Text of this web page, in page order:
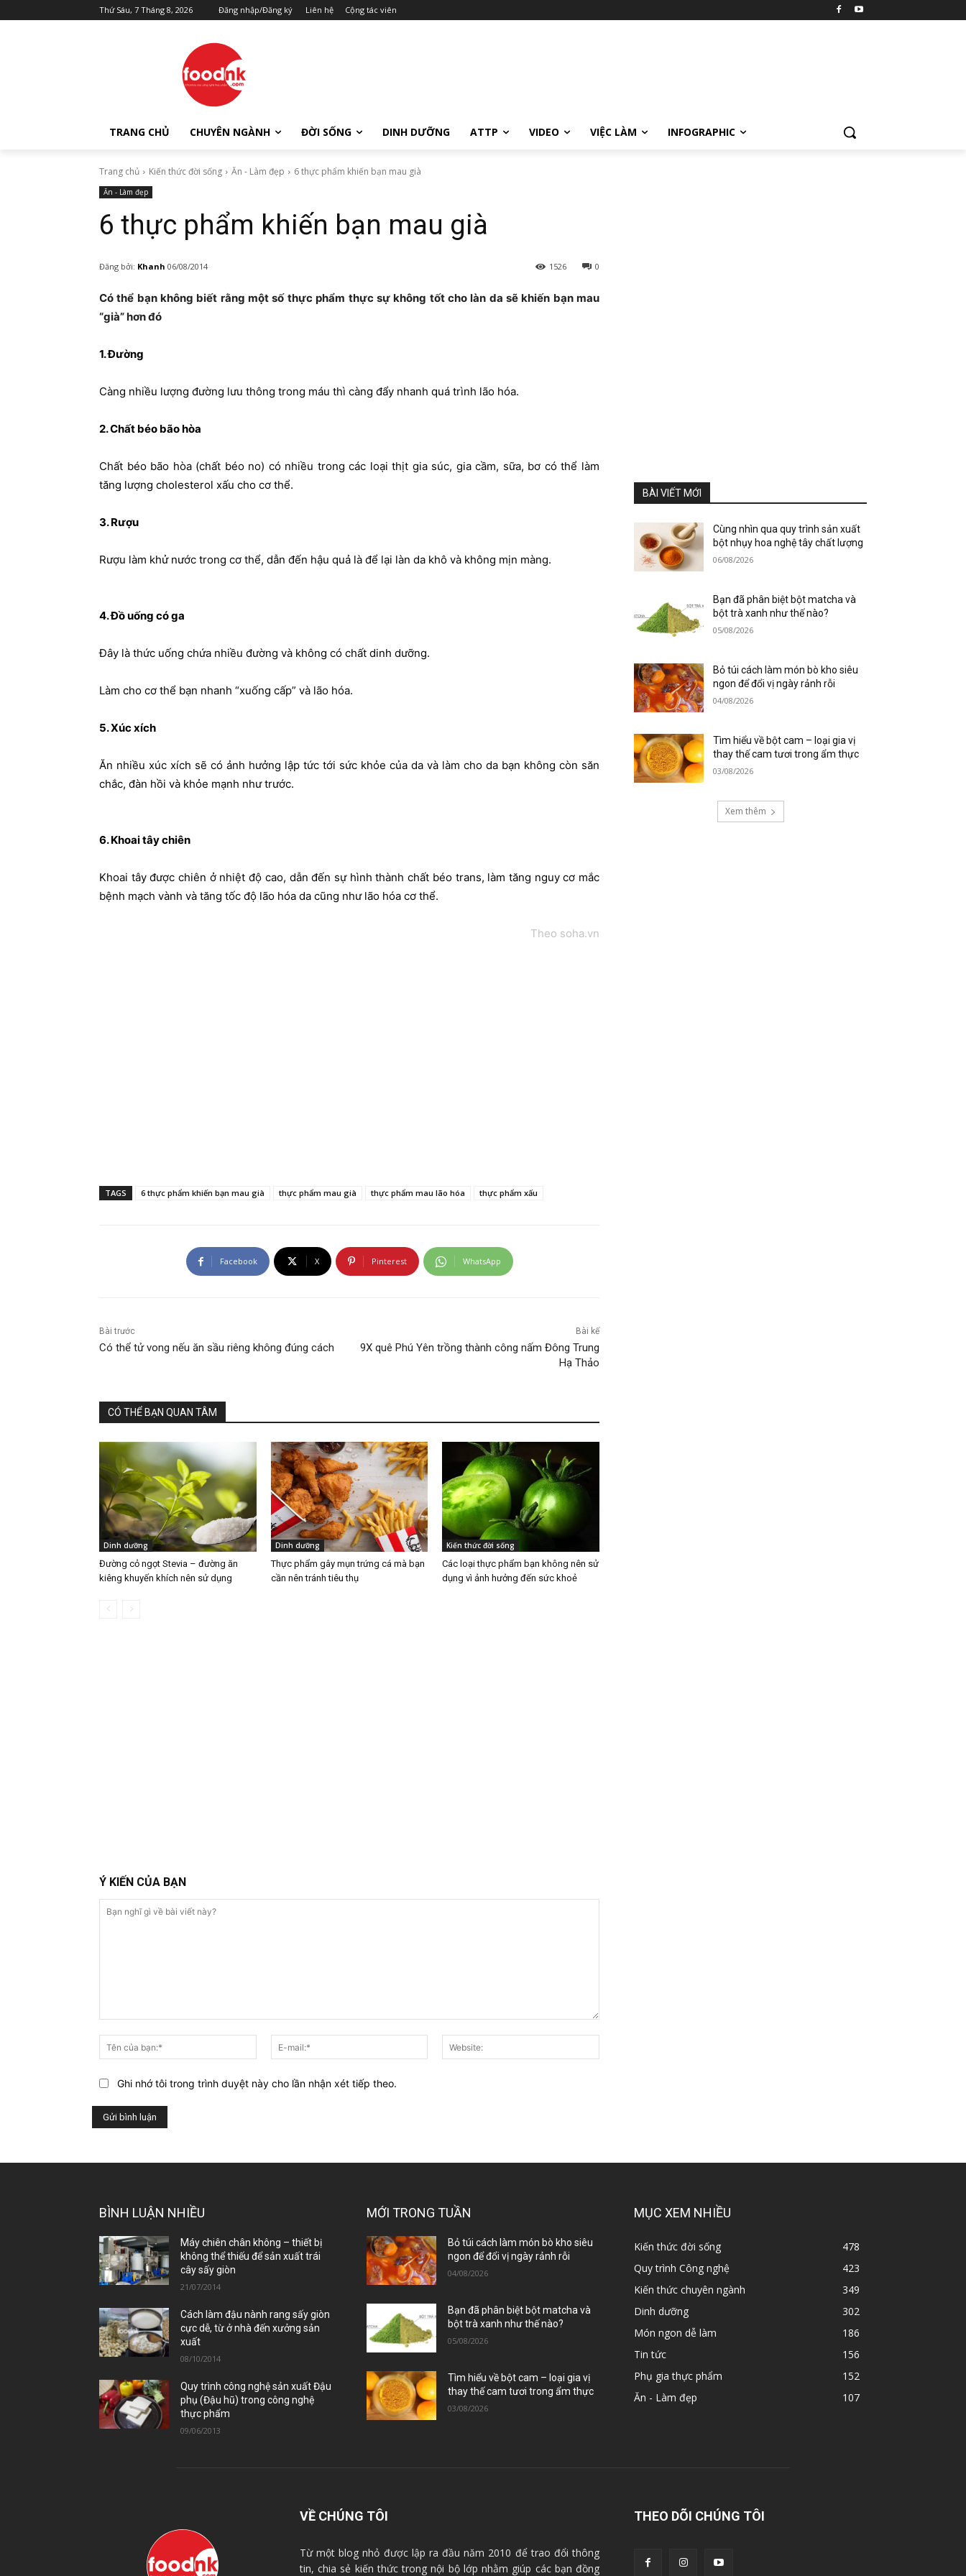
Thứ Sáu, 7 Tháng 8, 2026 Đăng nhập/Đăng ký Liên hệ Cộng tác viên
TRANG CHỦ CHUYÊN NGÀNH ĐỜI SỐNG DINH DƯỠNG ATTP VIDEO VIỆC LÀM INFOGRAPHIC
Trang chủ Kiến thức đời sống Ăn - Làm đẹp 6 thực phẩm khiến bạn mau già
Ăn - Làm đẹp
6 thực phẩm khiến bạn mau già
Đăng bởi: Khanh 06/08/2014 0
1526
Có thể bạn không biết rằng một số thực phẩm thực sự không tốt cho làn da sẽ khiến bạn mau
“già” hơn đó
1. Đường
Càng nhiều lượng đường lưu thông trong máu thì càng đẩy nhanh quá trình lão hóa.
2. Chất béo bão hòa
Chất béo bão hòa (chất béo no) có nhiều trong các loại thịt gia súc, gia cầm, sữa, bơ có thể làm
tăng lượng cholesterol xấu cho cơ thể.
3. Rượu
Rượu làm khử nước trong cơ thể, dẫn đến hậu quả là để lại làn da khô và không mịn màng.
4. Đồ uống có ga
Đây là thức uống chứa nhiều đường và không có chất dinh dưỡng.
Làm cho cơ thể bạn nhanh “xuống cấp” và lão hóa.
5. Xúc xích
Ăn nhiều xúc xích sẽ có ảnh hưởng lập tức tới sức khỏe của da và làm cho da bạn không còn săn
chắc, đàn hồi và khỏe mạnh như trước.
6. Khoai tây chiên
Khoai tây được chiên ở nhiệt độ cao, dẫn đến sự hình thành chất béo trans, làm tăng nguy cơ mắc
bệnh mạch vành và tăng tốc độ lão hóa da cũng như lão hóa cơ thể.
Theo soha.vn
TAGS 6 thực phẩm khiến bạn mau già thực phẩm mau già thực phẩm mau lão hóa thực phẩm xấu
Facebook X Pinterest WhatsApp
Bài trước
Có thể tử vong nếu ăn sầu riêng không đúng cách
Bài kế
9X quê Phú Yên trồng thành công nấm Đông Trung
Hạ Thảo
CÓ THỂ BẠN QUAN TÂM
Dinh dưỡng
Đường cỏ ngọt Stevia – đường ăn
kiêng khuyến khích nên sử dụng
Dinh dưỡng
Thực phẩm gây mụn trứng cá mà bạn
cần nên tránh tiêu thụ
Kiến thức đời sống
Các loại thực phẩm bạn không nên sử
dụng vì ảnh hưởng đến sức khoẻ
Ý KIẾN CỦA BẠN
nghĩ
gì
bài
này?
của
mail:*
Ghi nhớ tôi trong trình duyệt này cho lần nhận xét tiếp theo.
BÀI VIẾT MỚI
Cùng nhìn qua quy trình sản xuất
bột nhụy hoa nghệ tây chất lượng
06/08/2026
Bạn đã phân biệt bột matcha và
bột trà xanh như thế nào?
05/08/2026
Bỏ túi cách làm món bò kho siêu
ngon để đổi vị ngày rảnh rỗi
04/08/2026
Tìm hiểu về bột cam – loại gia vị
thay thế cam tươi trong ẩm thực
03/08/2026
Xem thêm
BÌNH LUẬN NHIỀU
Máy chiên chân không – thiết bị
không thể thiếu để sản xuất trái
cây sấy giòn
21/07/2014
Cách làm đậu nành rang sấy giòn
cực dễ, từ ở nhà đến xưởng sản
xuất
08/10/2014
Quy trình công nghệ sản xuất Đậu
phụ (Đậu hũ) trong công nghệ
thực phẩm
09/06/2013
MỚI TRONG TUẦN
Bỏ túi cách làm món bò kho siêu
ngon để đổi vị ngày rảnh rỗi
04/08/2026
Bạn đã phân biệt bột matcha và
bột trà xanh như thế nào?
05/08/2026
Tìm hiểu về bột cam – loại gia vị
thay thế cam tươi trong ẩm thực
03/08/2026
MỤC XEM NHIỀU
Kiến thức đời sống
478
Quy trình Công nghệ
423
Kiến thức chuyên ngành
349
Dinh dưỡng
302
Món ngon dễ làm
186
Tin tức
156
Phụ gia thực phẩm
152
Ăn - Làm đẹp
107
VỀ CHÚNG TÔI
Từ một blog nhỏ được lập ra đầu năm 2010 để trao đổi thông
tin, chia sẻ kiến thức trong nội bộ lớp nhằm giúp các bạn đồng
THEO DÕI CHÚNG TÔI